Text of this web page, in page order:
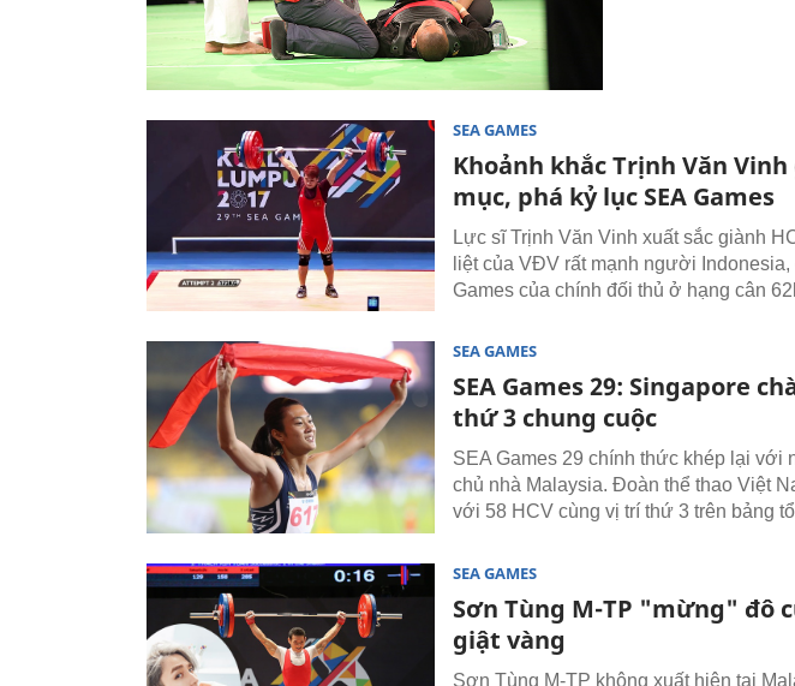
SEA GAMES
Khoảnh khắc Trịnh Văn
mục, phá kỷ lục SEA Games
Lực sĩ Trịnh Văn Vinh xuất sắc giành
liệt của VĐV rất mạnh người
Games của chính đối thủ ở hạng cân
SEA GAMES
SEA Games 29: Singapore
thứ 3 chung cuộc
SEA Games 29 chính thức khép lại với
chủ nhà Malaysia. Đoàn thể thao Việt
với 58 HCV cùng vị trí thứ 3 trên bảng
SEA GAMES
Sơn Tùng M-TP "mừng" đô
giật vàng
Sơn Tùng M-TP không xuất hiện tại